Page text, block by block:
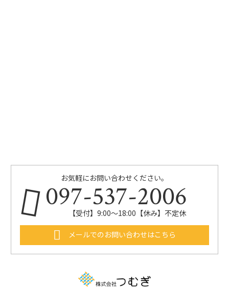
お気軽にお問い合わせください。
097-537-2006
【受付】9:00～18:00【休み】不定休
メールでのお問い合わせはこちら